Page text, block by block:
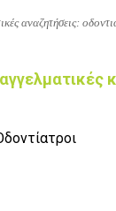
αναζητήσεις: